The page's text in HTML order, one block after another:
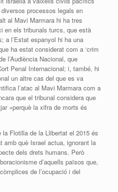
processos legals en
al Mavi Marmara hi ha tres
en els tribunals turcs, que està
a l’Estat espanyol hi ha una
ha estat considerat com a ‘crim
l’Audiència Nacional, que
Penal Internacional; i, també, hi
un altre cas del que es va
l’atac al Mavi Marmara com a
que el tribunal considera que
«perquè la xifra de morts és
la Flotilla de la Llibertat el 2015 és
amb què Israel actua, ignorant la
dels drets humans. Però
d’aquells països que,
de l’ocupació i del